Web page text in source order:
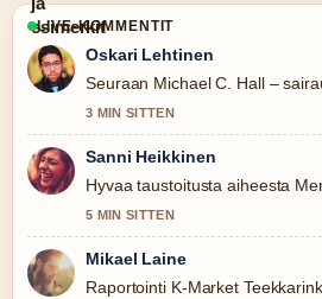
LIVE-KOMMENTIT
Oskari Lehtinen
Seuraan Michael C. Hall –
3 MIN SITTEN
Sanni Heikkinen
Hyvaa taustoitusta aiheesta
5 MIN SITTEN
Mikael Laine
Raportointi K-Market